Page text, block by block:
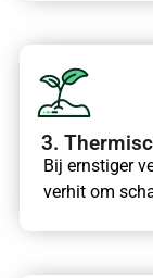
3.
Bij ernstiger
verhit om